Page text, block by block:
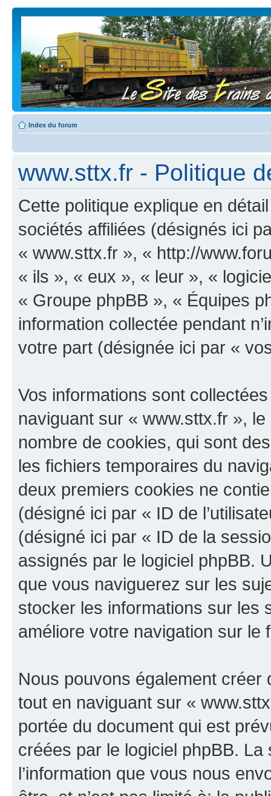
Index du forum
www.sttx.fr - Politique
Cette politique explique en
sociétés affiliées (désignés ici
« www.sttx.fr », « http://
« ils », « eux », « leur », «
« Groupe phpBB », « Équipes
information collectée pendant
votre part (désignée ici par «
Vos informations sont
naviguant sur « www.sttx.fr »,
nombre de cookies, qui sont
les fichiers temporaires du
deux premiers cookies ne
(désigné ici par « ID de
(désigné ici par « ID de la
assignés par le logiciel phpBB.
que vous naviguerez sur les
stocker les informations sur les
améliore votre navigation sur le
Nous pouvons également
tout en naviguant sur «
portée du document qui est
créées par le logiciel phpBB.
l’information que vous nous